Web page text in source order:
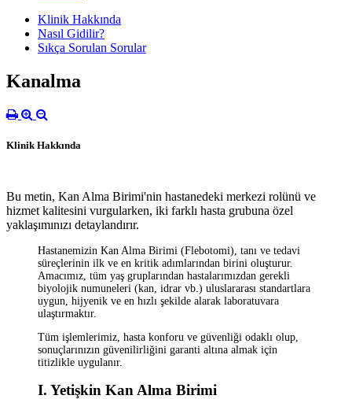
Klinik Hakkında
Nasıl Gidilir?
Sıkça Sorulan Sorular
Kanalma
Klinik Hakkında
Bu metin, Kan Alma Birimi'nin hastanedeki merkezi rolünü ve
hizmet kalitesini vurgularken, iki farklı hasta grubuna özel
yaklaşımınızı detaylandırır.
Hastanemizin Kan Alma Birimi (Flebotomi), tanı ve tedavi
süreçlerinin ilk ve en kritik adımlarından birini oluşturur.
Amacımız, tüm yaş gruplarından hastalarımızdan gerekli
biyolojik numuneleri (kan, idrar vb.) uluslararası standartlara
uygun, hijyenik ve en hızlı şekilde alarak laboratuvara
ulaştırmaktır.
Tüm işlemlerimiz, hasta konforu ve güvenliği odaklı olup,
sonuçlarınızın güvenilirliğini garanti altına almak için
titizlikle uygulanır.
I. Yetişkin Kan Alma Birimi